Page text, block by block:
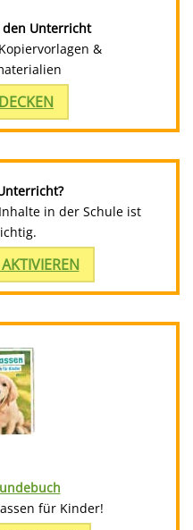
Unterricht
&
in der Schule ist
für Kinder!